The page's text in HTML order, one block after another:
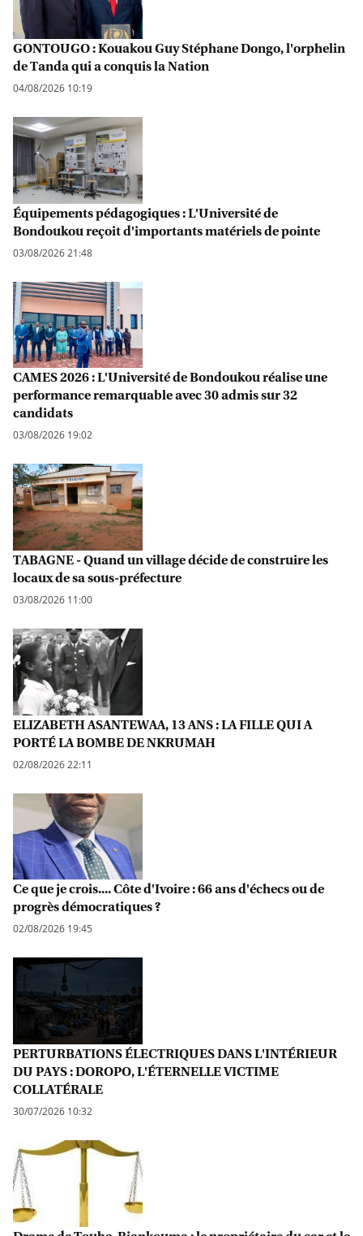
GONTOUGO : Kouakou Guy Stéphane Dongo, l'orphelin
de Tanda qui a conquis la Nation
04/08/2026 10:19
Équipements pédagogiques : L'Université de
Bondoukou reçoit d'importants matériels de pointe
03/08/2026 21:48
CAMES 2026 : L'Université de Bondoukou réalise une
performance remarquable avec 30 admis sur 32
candidats
03/08/2026 19:02
TABAGNE - Quand un village décide de construire les
locaux de sa sous-préfecture
03/08/2026 11:00
ELIZABETH ASANTEWAA, 13 ANS : LA FILLE QUI A
PORTÉ LA BOMBE DE NKRUMAH
02/08/2026 22:11
Ce que je crois.... Côte d'Ivoire : 66 ans d'échecs ou de
progrès démocratiques ?
02/08/2026 19:45
PERTURBATIONS ÉLECTRIQUES DANS L'INTÉRIEUR
DU PAYS : DOROPO, L'ÉTERNELLE VICTIME
COLLATÉRALE
30/07/2026 10:32